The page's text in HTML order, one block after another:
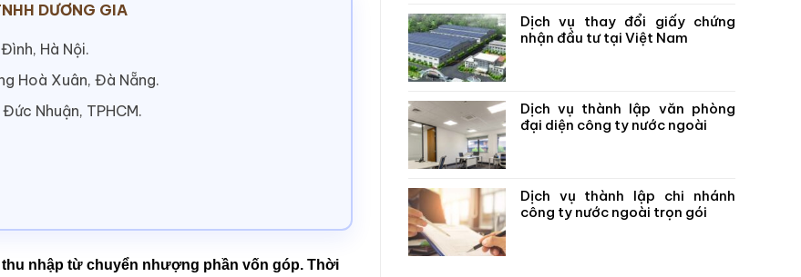
DƯƠNG GIA
Hà Nội.
Hoà Xuân, Đà Nẵng.
Nhuận, TPHCM.
nhập từ chuyển nhượng phần vốn góp. Thời
Dịch vụ thay đổi giấy chứng
nhận đầu tư tại Việt Nam
Dịch vụ thành lập văn phòng
đại diện công ty nước ngoài
Dịch vụ thành lập chi nhánh
công ty nước ngoài trọn gói